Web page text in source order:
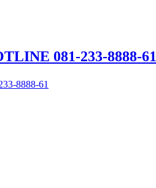
081-233-8888-61
8888-61